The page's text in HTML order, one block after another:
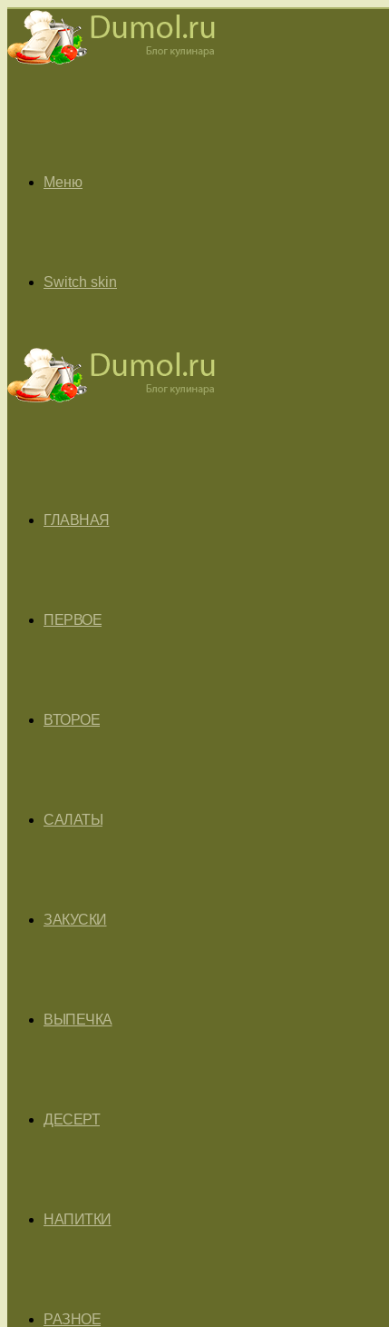
Меню
Switch skin
ГЛАВНАЯ
ПЕРВОЕ
ВТОРОЕ
САЛАТЫ
ЗАКУСКИ
ВЫПЕЧКА
ДЕСЕРТ
НАПИТКИ
РАЗНОЕ